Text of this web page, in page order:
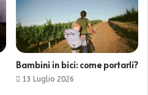
Bambini in bici: come portarli?
13 Luglio 2026